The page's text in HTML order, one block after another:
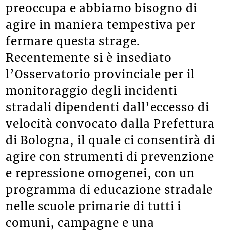
preoccupa e abbiamo bisogno di
agire in maniera tempestiva per
fermare questa strage.
Recentemente si è insediato
l’Osservatorio provinciale per il
monitoraggio degli incidenti
stradali dipendenti dall’eccesso di
velocità convocato dalla Prefettura
di Bologna, il quale ci consentirà di
agire con strumenti di prevenzione
e repressione omogenei, con un
programma di educazione stradale
nelle scuole primarie di tutti i
comuni, campagne e una